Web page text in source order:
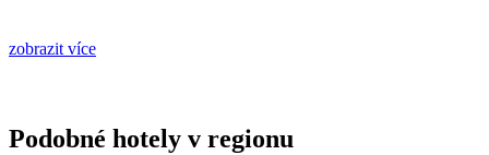
zobrazit více
Podobné hotely v regionu